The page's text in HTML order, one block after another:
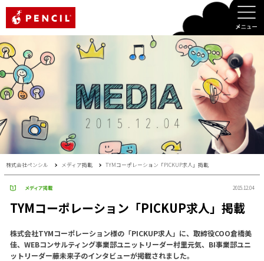
株式会社ペンシル メディア掲載 TYMコーポレーション「PICKUP求人」掲載
メディア掲載 2015.12.04
TYMコーポレーション「PICKUP求人」掲載
株式会社TYMコーポレーション様の「PICKUP求人」に、取締役COO倉橋美
佳、WEBコンサルティング事業部ユニットリーダー村里元気、BI事業部ユニ
ットリーダー藤未来子のインタビューが掲載されました。